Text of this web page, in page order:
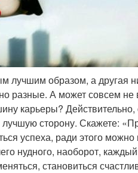
образом, а другая
разные. А может совсем не
карьеры?
сторону. Скажете:
успеха, ради этого
нудного, наоборот,
становиться